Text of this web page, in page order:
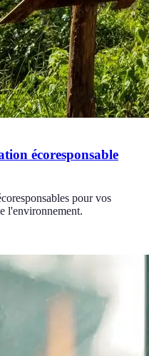
écoresponsable
pour vos
l'environnement.